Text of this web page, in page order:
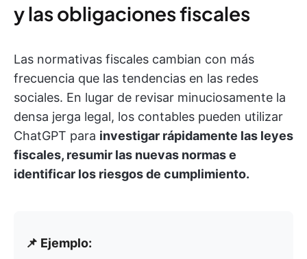
y las obligaciones fiscales
Las normativas fiscales cambian con más
frecuencia que las tendencias en las redes
sociales. En lugar de revisar minuciosamente la
densa jerga legal, los contables pueden utilizar
ChatGPT para investigar rápidamente las leyes
fiscales, resumir las nuevas normas e
identificar los riesgos de cumplimiento.
📌 Ejemplo: